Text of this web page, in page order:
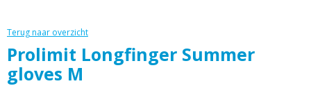
Terug naar overzicht
Prolimit Longfinger Summer
gloves M